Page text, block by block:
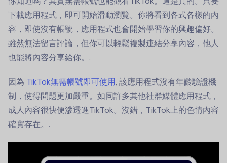
下載應用程式，即可開始滑動瀏覽。你將看到各式各樣的內
容，即使沒有帳號，應用程式也會開始學習你的興趣偏好。
雖然無法留言評論，但你可以輕鬆複製連結分享內容，他人
也能將內容分享給你。.
因為 TikTok無需帳號即可使用, 該應用程式沒有年齡驗證機
制，使得問題更加嚴重。如同許多其他社群媒體應用程式，
成人內容很快便滲透進TikTok。沒錯，TikTok上的色情內容
確實存在。.